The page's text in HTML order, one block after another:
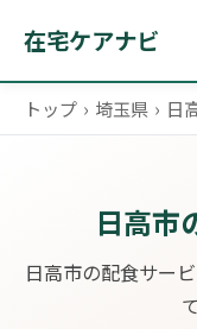
在宅ケアナビ
トップ › 埼玉県 › 日
日高市
日高市の配食サー